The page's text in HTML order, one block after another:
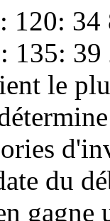
120:
135:
le
du
gagne